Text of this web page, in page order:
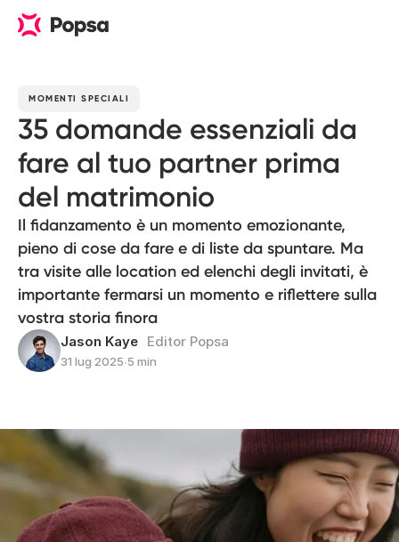
MOMENTI SPECIALI
35 domande essenziali da
fare al tuo partner prima
del matrimonio
Il fidanzamento è un momento emozionante,
pieno di cose da fare e di liste da spuntare. Ma
tra visite alle location ed elenchi degli invitati, è
importante fermarsi un momento e riflettere sulla
vostra storia finora
Jason Kaye Editor Popsa
31 lug 2025∙5 min